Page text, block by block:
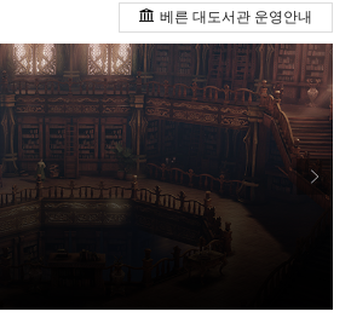
메
뉴
베른 대도서관 운영안내